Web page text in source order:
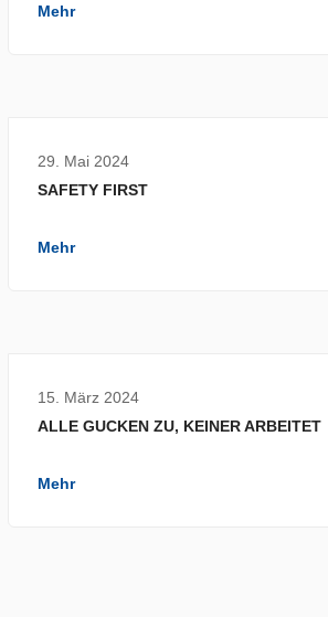
Mehr
29. Mai 2024
SAFETY FIRST
Mehr
15. März 2024
ALLE GUCKEN ZU, KEINER ARBEITET
Mehr